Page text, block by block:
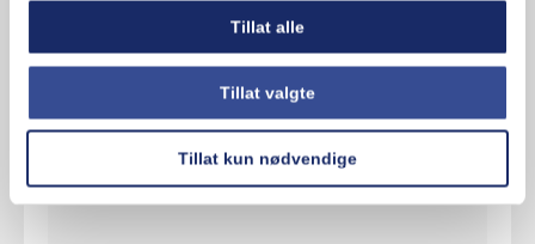
Tillat alle
Tillat valgte
Tillat kun nødvendige